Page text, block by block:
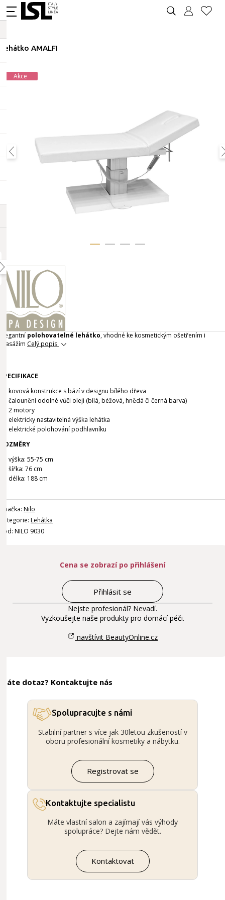
Lehátko AMALFI
Akce
Elegantní polohovatelné lehátko, vhodné ke kosmetickým ošetřením i
masážím Celý popis
SPECIFIKACE
kovová konstrukce s bází v designu bílého dřeva
čalounění odolné vůči oleji (bílá, béžová, hnědá či černá barva)
2 motory
elektricky nastavitelná výška lehátka
elektrické polohování podhlavníku
ROZMĚRY
výška: 55-75 cm
šířka: 76 cm
délka: 188 cm
Značka: Nilo
Kategorie: Lehátka
Kód: NILO 9030
Cena se zobrazí po přihlášení
Přihlásit se
Nejste profesionál? Nevadí.
Vyzkoušejte naše produkty pro domácí péči.
navštívit BeautyOnline.cz
Máte dotaz? Kontaktujte nás
Spolupracujte s námi
Stabilní partner s více jak 30letou zkušeností v
oboru profesionální kosmetiky a nábytku.
Registrovat se
Kontaktujte specialistu
Máte vlastní salon a zajímají vás výhody
spolupráce? Dejte nám vědět.
Kontaktovat